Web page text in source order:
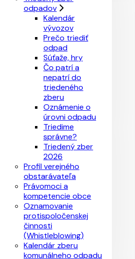
odpadov
Kalendár
vývozov
Prečo triediť
odpad
Súťaže, hry
Čo patrí a
nepatrí do
triedeného
zberu
Oznámenie o
úrovni odpadu
Triedime
správne?
Triedený zber
2026
Profil verejného
obstarávateľa
Právomoci a
kompetencie obce
Oznamovanie
protispoločenskej
činnosti
(Whistleblowing)
Kalendár zberu
komunálneho odpadu